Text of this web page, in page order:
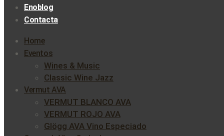
Enoblog
Contacta
Home
Eventos
Wines & Music
Classic Wine Jazz
Vermut AVA
VERMUT BLANCO AVA
VERMUT ROJO AVA
Glögg AVA Vino Especiado